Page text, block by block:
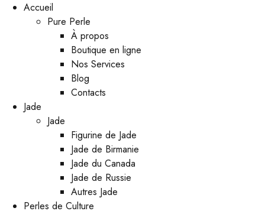
Accueil
Pure Perle
À propos
Boutique en ligne
Nos Services
Blog
Contacts
Jade
Jade
Figurine de Jade
Jade de Birmanie
Jade du Canada
Jade de Russie
Autres Jade
Perles de Culture